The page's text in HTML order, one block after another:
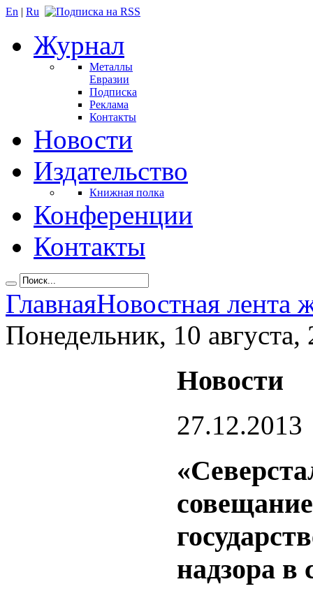
En | Ru
Журнал
Металлы
Евразии
Подписка
Реклама
Контакты
Новости
Издательство
Книжная полка
Конференции
Контакты
ГлавнаяНовостная лента
Понедельник, 10 августа,
Новости
27.12.2013
надзора в